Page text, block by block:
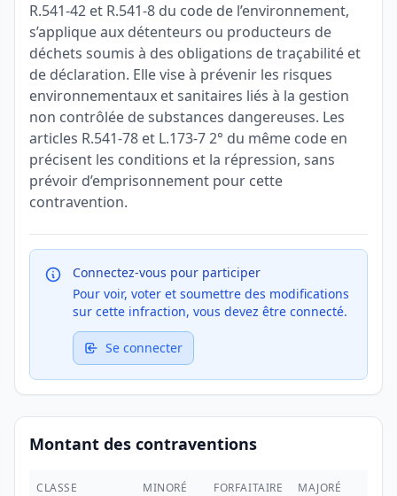
R.541-42 et R.541-8 du code de l’environnement,
s’applique aux détenteurs ou producteurs de
déchets soumis à des obligations de traçabilité et
de déclaration. Elle vise à prévenir les risques
environnementaux et sanitaires liés à la gestion
non contrôlée de substances dangereuses. Les
articles R.541-78 et L.173-7 2° du même code en
précisent les conditions et la répression, sans
prévoir d’emprisonnement pour cette
contravention.
Connectez-vous pour participer
Pour voir, voter et soumettre des modifications
sur cette infraction, vous devez être connecté.
Se connecter
Montant des contraventions
CLASSE MINORÉ FORFAITAIRE MAJORÉ